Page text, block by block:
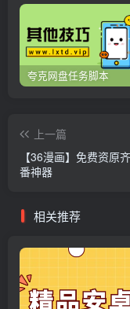
夸克网盘任务脚本
上一篇
【36漫画】免费资原
番神器
相关推荐